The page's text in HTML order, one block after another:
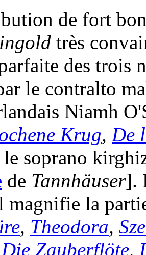
de fort
très
des trois
le contralto
Niamh
Krug, De
le soprano
de Tannhäuser].
magnifie la
, Theodora,
Die Zauberflöte,